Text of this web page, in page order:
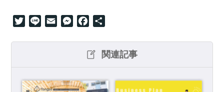
TwitterLine Email Messenger
Facebook
関連記事